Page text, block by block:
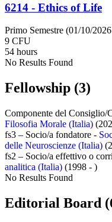
6214 - Ethics of Life
Primo Semestre (01/10/
9 CFU
54 hours
No Results Found
Fellowship (3)
Componente del Consiglio/
Filosofia Morale (Italia)
fs3 – Socio/a fondatore -
delle Neuroscienze (Italia)
fs2 – Socio/a effettivo o
analitica (Italia) (1998 - )
No Results Found
Editorial Board